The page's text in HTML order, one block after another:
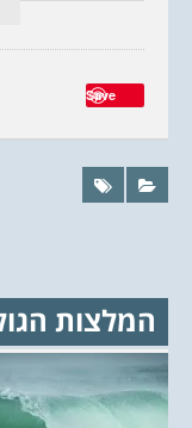
Save
המלצות